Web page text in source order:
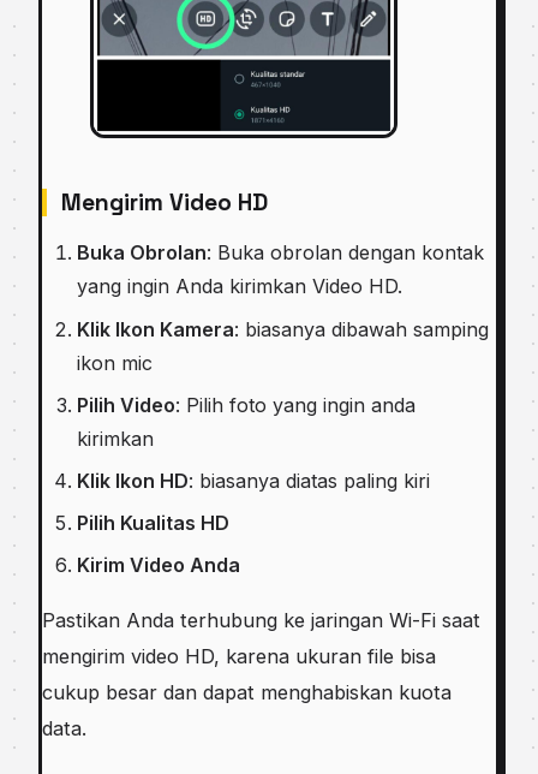
Mengirim Video HD
Buka Obrolan: Buka obrolan dengan kontak
yang ingin Anda kirimkan Video HD.
Klik Ikon Kamera: biasanya dibawah samping
ikon mic
Pilih Video: Pilih foto yang ingin anda
kirimkan
Klik Ikon HD: biasanya diatas paling kiri
Pilih Kualitas HD
Kirim Video Anda
Pastikan Anda terhubung ke jaringan Wi-Fi saat
mengirim video HD, karena ukuran file bisa
cukup besar dan dapat menghabiskan kuota
data.